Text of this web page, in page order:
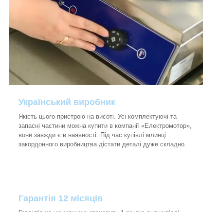
Український виробник
Якість цього пристрою на висоті. Усі комплектуючі та
запасні частини можна купити в компанії «Електромотор»,
вони завжди є в наявності. Під час купівлі млинці
закордонного виробництва дістати деталі дуже складно.
Гарантія 12 місяців